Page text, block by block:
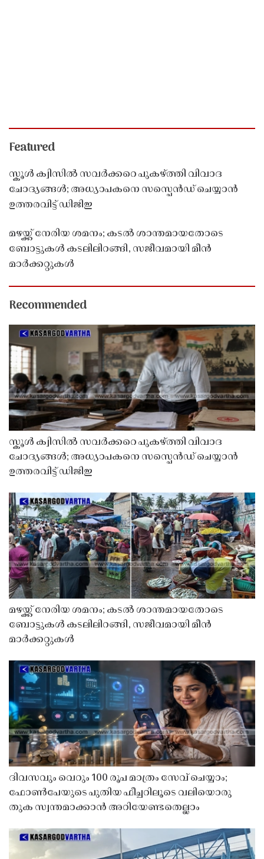
Featured
സ്കൂൾ ക്വിസിൽ സവർക്കറെ പുകഴ്ത്തി വിവാദ
ചോദ്യങ്ങൾ; അധ്യാപകനെ സസ്പെൻഡ് ചെയ്യാൻ
ഉത്തരവിട്ട് ഡിജിഇ
മഴയ്ക്ക് നേരിയ ശമനം; കടൽ ശാന്തമായതോടെ
ബോട്ടുകൾ കടലിലിറങ്ങി, സജീവമായി മീൻ
മാർക്കറ്റുകൾ
Recommended
സ്കൂൾ ക്വിസിൽ സവർക്കറെ പുകഴ്ത്തി വിവാദ
ചോദ്യങ്ങൾ; അധ്യാപകനെ സസ്പെൻഡ് ചെയ്യാൻ
ഉത്തരവിട്ട് ഡിജിഇ
മഴയ്ക്ക് നേരിയ ശമനം; കടൽ ശാന്തമായതോടെ
ബോട്ടുകൾ കടലിലിറങ്ങി, സജീവമായി മീൻ
മാർക്കറ്റുകൾ
ദിവസവും വെറും 100 രൂപ മാത്രം സേവ് ചെയ്യാം;
ഫോൺപേയുടെ പുതിയ ഫീച്ചറിലൂടെ വലിയൊരു
തുക സ്വന്തമാക്കാൻ അറിയേണ്ടതെല്ലാം